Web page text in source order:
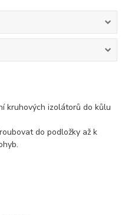
kruhových izolátorů do kůlu
do podložky až k